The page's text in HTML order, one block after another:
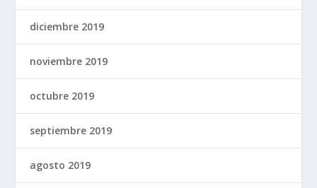
diciembre 2019
noviembre 2019
octubre 2019
septiembre 2019
agosto 2019